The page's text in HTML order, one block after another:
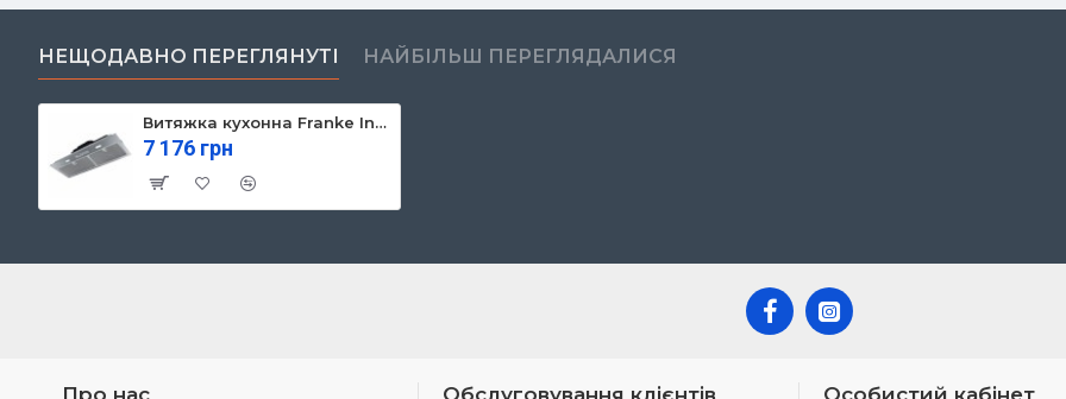
НЕЩОДАВНО ПЕРЕГЛЯНУТІ НАЙБІЛЬШ ПЕРЕГЛЯДАЛИСЯ
Витяжка кухонна Franke Inca Smart FBI 705 XS HCS (305.0599.510)
7 176 грн
Про нас Обслуговування клієнтів Особистий кабінет